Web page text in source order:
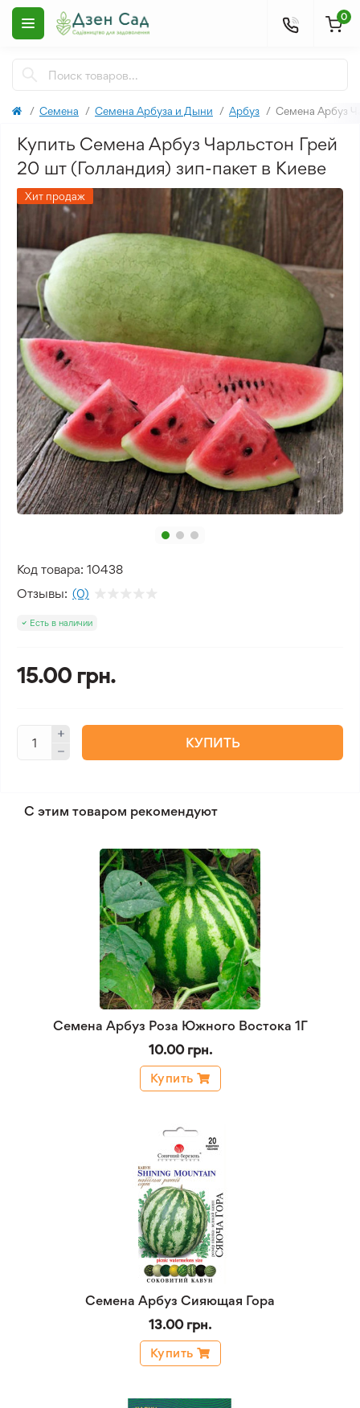
0
Семена Семена Арбуза и Дыни Арбуз Семена Арбуз
Купить Семена Арбуз Чарльстон Грей
20 шт (Голландия) зип-пакет в Киеве
Хит продаж
Код товара: 10438
Отзывы: (0)
Есть в наличии
15.00 грн.
КУПИТЬ
С этим товаром рекомендуют
Семена Арбуз Роза Южного Востока 1Г
10.00 грн.
Купить
Семена Арбуз Сияющая Гора
13.00 грн.
Купить